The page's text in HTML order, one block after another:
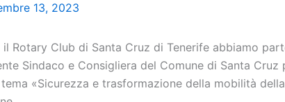
13, 2023
Rotary Club di Santa Cruz di Tenerife abbiamo
Sindaco e Consigliera del Comune di Santa
«Sicurezza e trasformazione della mobilità